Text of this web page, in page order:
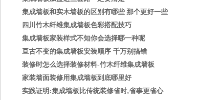
集成墙板和实木墙板的区别有哪些 那个更好一些
四川竹木纤维集成墙板色彩搭配技巧
集成墙板家装样式不知你会选择哪一种呢
亘古不变的集成墙板安装顺序 千万别搞错
装修时怎么选择装修材料-竹木纤维集成墙板
家装墙面装修用集成墙板到底哪里好
实践证明:集成墙板比传统装修省时,省事更省心